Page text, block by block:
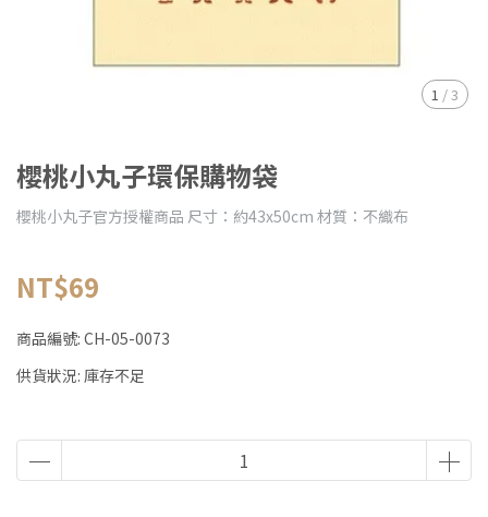
1 /3
櫻桃小丸子環保購物袋
櫻桃小丸子官方授權商品 尺寸：約43x50cm 材質：不織布
NT$69
商品編號: CH-05-0073
供貨狀況: 庫存不足